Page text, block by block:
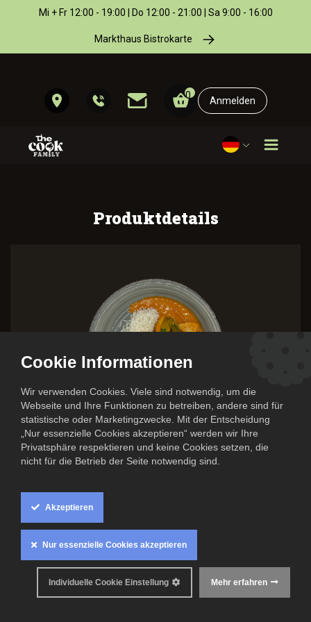
Mi + Fr 12:00 - 19:00 | Do 12:00 - 21:00 | Sa 9:00 - 16:00
Markthaus Bistrokarte
0 Anmelden
Produktdetails
Rotes Gemüsecurry mit buntem
Gemüse und Reis (scharf)
8,50€
Inkl. MwSt. zzgl.Versandkosten
Cookie Informationen
Wir verwenden Cookies. Viele sind notwendig, um die
Webseite und Ihre Funktionen zu betreiben, andere sind für
statistische oder Marketingzwecke. Mit der Entscheidung
„Nur essenzielle Cookies akzeptieren“ werden wir Ihre
Privatsphäre respektieren und keine Cookies setzen, die
nicht für die Betrieb der Seite notwendig sind.
Akzeptieren
Nur essenzielle Cookies akzeptieren
Mehr erfahren
Individuelle Cookie Einstellung